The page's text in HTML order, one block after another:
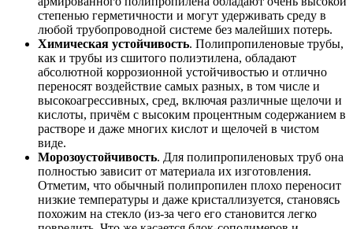
степенью герметичности и могут удерживать среду в
любой трубопроводной системе без малейших потерь.
Химическая устойчивость. Полипропиленовые трубы,
как и трубы из сшитого полиэтилена, обладают
абсолютной коррозионной устойчивостью и отлично
переносят воздействие самых разных, в том числе и
высокоагрессивных, сред, включая различные щелочи и
кислоты, причём с высоким процентным содержанием в
растворе и даже многих кислот и щелочей в чистом
виде.
Морозоустойчивость. Для полипропиленовых труб она
полностью зависит от материала их изготовления.
Отметим, что обычный полипропилен плохо переносит
низкие температуры и даже кристаллизуется, становясь
похожим на стекло (из-за чего его становится легко